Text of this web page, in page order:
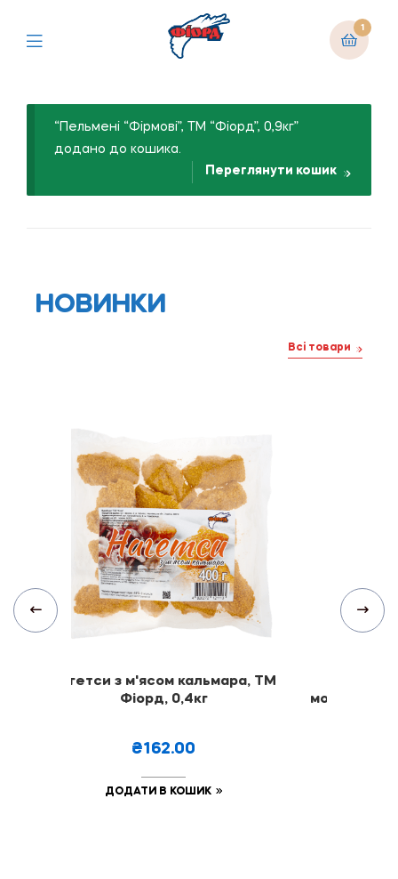
1
“Пельмені “Фірмові”, ТМ “Фіорд”, 0,9кг”
додано до кошика.
Переглянути кошик
НОВИНКИ
Всі товари
Нагетси з м'ясом кальмара, ТМ
Фіорд, 0,4кг
₴162.00
ДОДАТИ В КОШИК
морожена,